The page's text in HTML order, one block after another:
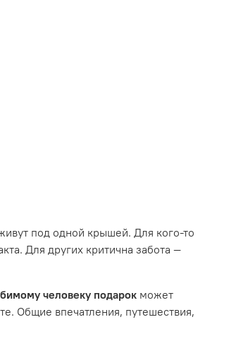
под одной крышей. Для кого-то
Для других критична забота —
человеку подарок может
Общие впечатления, путешествия,